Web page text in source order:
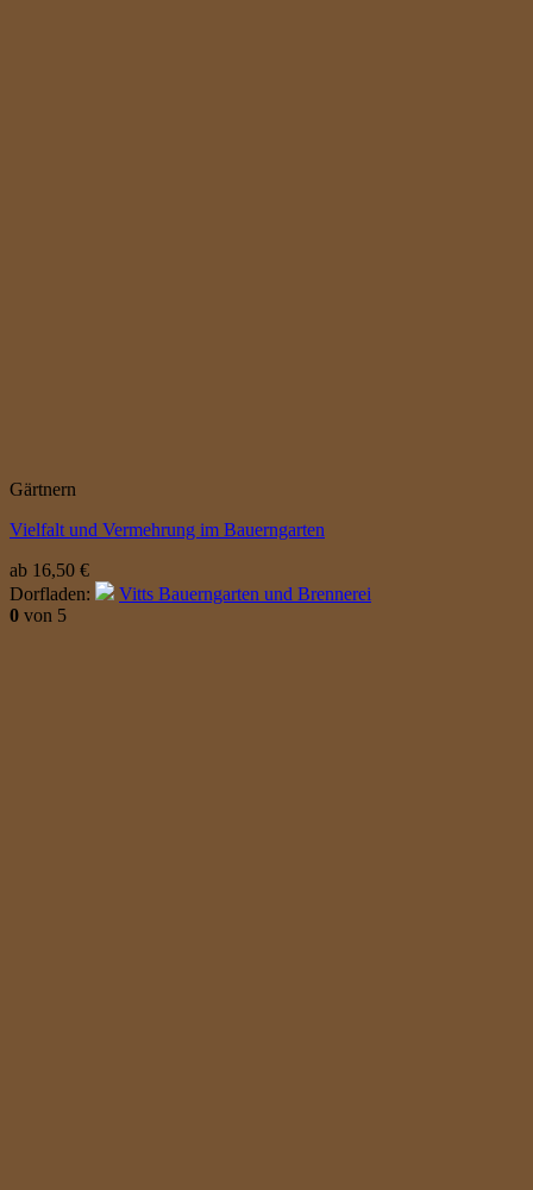
Gärtnern
Vielfalt und Vermehrung im Bauerngarten
ab 16,50 €
Dorfladen:
Vitts Bauerngarten und Brennerei
0 von 5